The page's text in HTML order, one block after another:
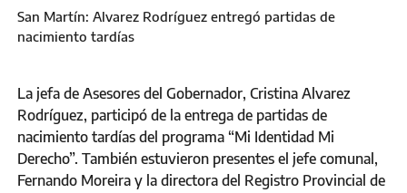
San Martín: Alvarez Rodríguez entregó partidas de
nacimiento tardías
La jefa de Asesores del Gobernador, Cristina Alvarez
Rodríguez, participó de la entrega de partidas de
nacimiento tardías del programa “Mi Identidad Mi
Derecho”. También estuvieron presentes el jefe comunal,
Fernando Moreira y la directora del Registro Provincial de